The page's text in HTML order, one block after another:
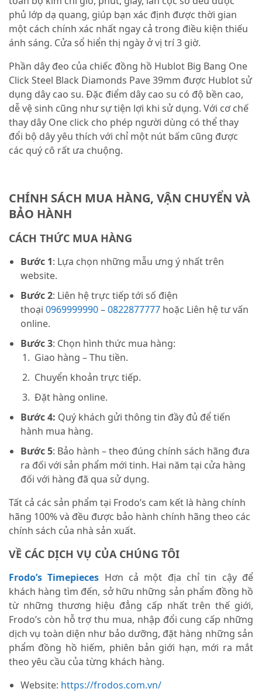
phủ lớp dạ quang, giúp bạn xác định được thời gian
một cách chính xác nhất ngay cả trong điều kiện thiếu
ánh sáng. Cửa sổ hiển thị ngày ở vị trí 3 giờ.
Phần dây đeo của chiếc đồng hồ Hublot Big Bang One
Click Steel Black Diamonds Pave 39mm được Hublot sử
dụng dây cao su. Đặc điểm dây cao su có độ bền cao,
dễ vệ sinh cũng như sự tiện lợi khi sử dụng. Với cơ chế
thay dây One click cho phép người dùng có thể thay
đổi bộ dây yêu thích với chỉ một nút bấm cũng được
các quý cô rất ưa chuộng.
CHÍNH SÁCH MUA HÀNG, VẬN CHUYỂN VÀ
BẢO HÀNH
CÁCH THỨC MUA HÀNG
Bước 1: Lựa chọn những mẫu ưng ý nhất trên
website.
Bước 2: Liên hệ trực tiếp tới số điện
thoại 0969999990–0822877777 hoặc Liên hệ tư vấn
online.
Bước 3: Chọn hình thức mua hàng:
Giao hàng – Thu tiền.
Chuyển khoản trực tiếp.
Đặt hàng online.
Bước 4: Quý khách gửi thông tin đầy đủ để tiến
hành mua hàng.
Bước 5: Bảo hành – theo đúng chính sách hãng đưa
ra đối với sản phẩm mới tinh. Hai năm tại cửa hàng
đối với hàng đã qua sử dụng.
Tất cả các sản phẩm tại Frodo’s cam kết là hàng chính
hãng 100% và đều được bảo hành chính hãng theo các
chính sách của nhà sản xuất.
VỀ CÁC DỊCH VỤ CỦA CHÚNG TÔI
Frodo’s Timepieces Hơn cả một địa chỉ tin cậy để
khách hàng tìm đến, sở hữu những sản phẩm đồng hồ
từ những thương hiệu đẳng cấp nhất trên thế giới,
Frodo’s còn hỗ trợ thu mua, nhập đổi cung cấp những
dịch vụ toàn diện như bảo dưỡng, đặt hàng những sản
phẩm đồng hồ hiếm, phiên bản giới hạn, mới ra mắt
theo yêu cầu của từng khách hàng.
Website: https://frodos.com.vn/